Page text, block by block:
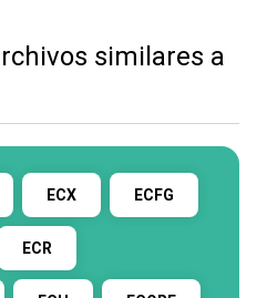
similares a
ECX ECFG
ECR